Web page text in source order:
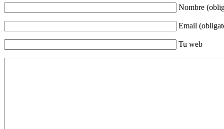
Nombre
Email
Tu web